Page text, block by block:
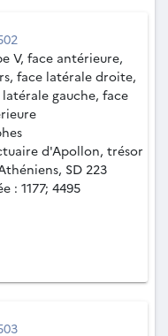
V, face antérieure,
face latérale droite,
gauche, face
d'Apollon, trésor
SD 223
: 1177; 4495